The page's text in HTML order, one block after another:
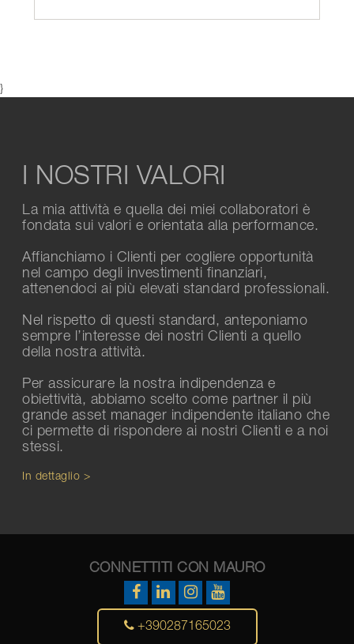
}
I NOSTRI VALORI
La mia attività e quella dei miei collaboratori è
fondata sui valori e orientata alla performance.
Affianchiamo i Clienti per cogliere opportunità
nel campo degli investimenti finanziari,
attenendoci ai più elevati standard professionali.
Nel rispetto di questi standard, anteponiamo
sempre l’interesse dei nostri Clienti a quello
della nostra attività.
Per assicurare la nostra indipendenza e
obiettività, abbiamo scelto come partner il più
grande asset manager indipendente italiano che
ci permette di rispondere ai nostri Clienti e a noi
stessi.
In dettaglio >
CONNETTITI CON MAURO
+390287165023